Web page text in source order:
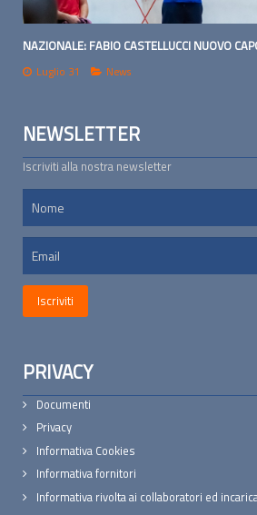
NAZIONALE: FABIO CASTELLUCCI NUOVO
Luglio 31 News
NEWSLETTER
Iscriviti alla nostra newsletter
PRIVACY
Documenti
Privacy
Informativa Cookies
Informativa fornitori
Informativa rivolta ai collaboratori ed